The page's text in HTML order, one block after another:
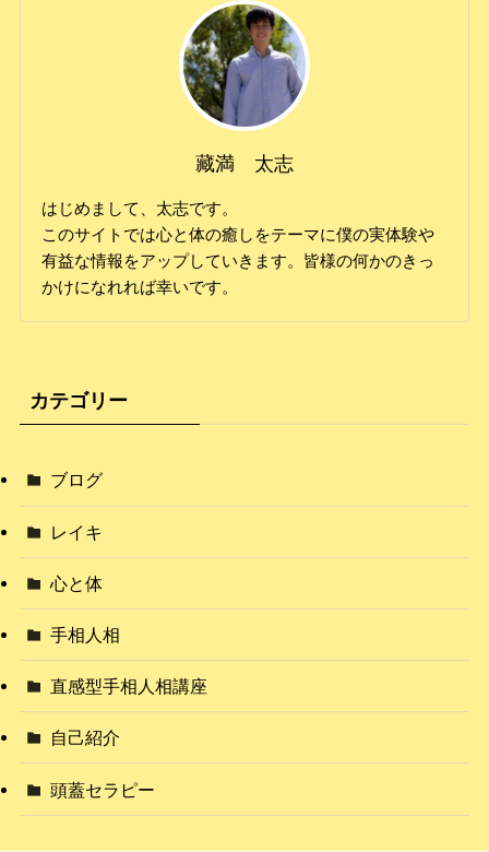
藏満 太志
はじめまして、太志です。
このサイトでは心と体の癒しをテーマに僕の実体験や
有益な情報をアップしていきます。皆様の何かのきっ
かけになれれば幸いです。
カテゴリー
ブログ
レイキ
心と体
手相人相
直感型手相人相講座
自己紹介
頭蓋セラピー